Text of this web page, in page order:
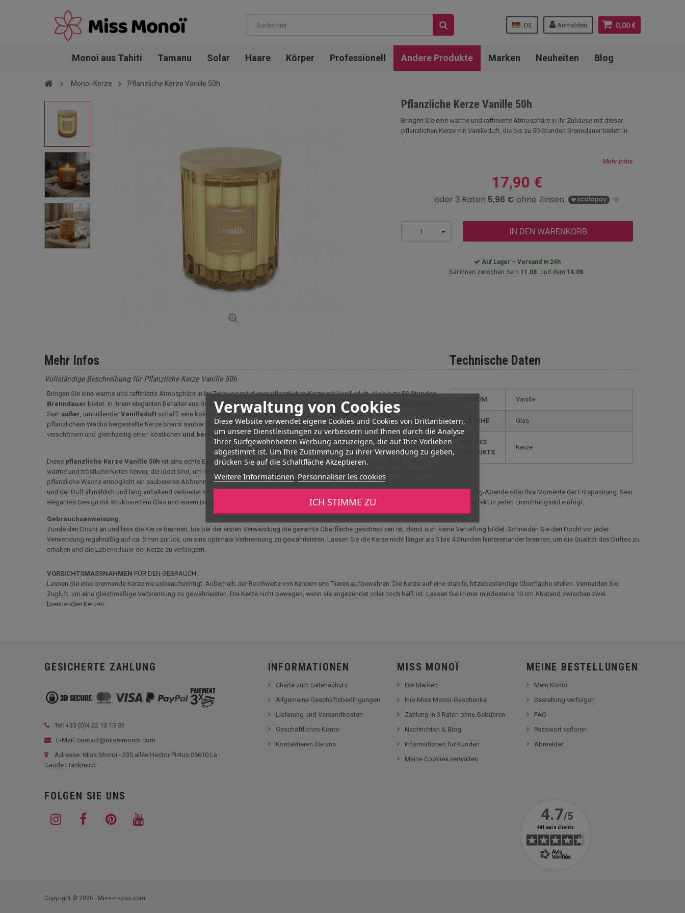
0,00 €
Anmelden
DE
Verwaltung von Cookies
Diese Website verwendet eigene Cookies und Cookies von Drittanbietern,
um unsere Dienstleistungen zu verbessern und Ihnen durch die Analyse
Ihrer Surfgewohnheiten Werbung anzuzeigen, die auf Ihre Vorlieben
abgestimmt ist. Um Ihre Zustimmung zu ihrer Verwendung zu geben,
drücken Sie auf die Schaltfläche Akzeptieren.
Weitere Informationen Personnaliser les cookies
ICH STIMME ZU
Monoi aus Tahiti Tamanu Solar Haare Körper Professionell Andere Produkte Marken Neuheiten Blog
Monoi-Kerze Pflanzliche Kerze Vanille 50h
Pflanzliche Kerze Vanille 50h
Bringen Sie eine warme und raffinierte Atmosphäre in Ihr Zuhause mit dieser
pflanzlichen Kerze mit Vanilleduft, die bis zu 50 Stunden Brenndauer bietet. In
...
Mehr Infos
17,90 €
1 IN DEN WARENKORB
Auf Lager – Versand in 24h
Bei Ihnen zwischen dem 11.08. und dem 14.08.
Technische Daten
PARFÜM Vanille
FLASCHE Glas
ART DES
PRODUKTS
Kerze
Mehr Infos
Vollständige Beschreibung für Pflanzliche Kerze Vanille 50h
Bringen Sie eine warme und raffinierte Atmosphäre in Ihr Zuhause mit dieser pflanzlichen Kerze mit Vanilleduft, die bis zu50 Stunden
Brenndauer bietet. In ihrem eleganten Behälter aus Braunglas mit Holzdeckel vereint sie Ästhetik und olfaktorisches Wohlbefinden.
Sein süßer, umhüllender Vanilleduft schafft eine kokonartige Atmosphäre, die ideal für Momente der Entspannung ist. Die aus
pflanzlichem Wachs hergestellte Kerze brennt sauber und gleichmäßig ab und eignet sich daher perfekt, um Ihre Dekoration zu
verschönern und gleichzeitig einen köstlichen und beruhigenden Duftzu verbreiten.
Diese pflanzliche Kerze Vanille 50h ist eine echte Einladung zu einer Reise für die Sinne. Ihr zarter, süßer Vanilleduft ruft sofort
warme und tröstliche Noten hervor, die ideal sind, um in Ihrem Zuhause eine entspannende Atmosphäre zu schaffen. Das verwendete
pflanzliche Wachs ermöglicht ein saubereres Abbrennen als bei herkömmlichen Kerzen, wodurch die Rußemissionen begrenzt werden
und der Duft allmählich und lang anhaltend verbreitet wird. Dank ihrer
begleitet sie Ihre Entspannungsmomente, Ihre Cocooning-Abende oder Ihre Momente der Entspannung. Sein
elegantes Design mit strukturiertem Glas und einem Deckel aus Naturholz macht ihn außerdem zu einem trendigen Dekorationsobjekt, das sich perfekt in jeden Einrichtungsstil einfügt.
Gebrauchsanweisung:
Zünde den Docht an und lass die Kerze brennen, bis bei der ersten Verwendung die gesamte Oberfläche geschmolzen ist, damit sich keine Vertiefung bildet. Schneiden Sie den Docht vor jeder
Verwendung regelmäßig auf ca. 5 mm zurück, um eine optimale Verbrennung zu gewährleisten. Lassen Sie die Kerze nicht länger als 3 bis 4 Stunden hintereinander brennen, um die Qualität des Duftes zu
erhalten und die Lebensdauer der Kerze zu verlängern.
VORSICHTSMASSNAHMEN FÜR DEN GEBRAUCH:
Lassen Sie eine brennende Kerze nie unbeaufsichtigt. Außerhalb der Reichweite von Kindern und Tieren aufbewahren. Die Kerze auf eine stabile, hitzebeständige Oberfläche stellen. Vermeiden Sie
Zugluft, um eine gleichmäßige Verbrennung zu gewährleisten. Die Kerze nicht bewegen, wenn sie angezündet oder noch heiß ist. Lassen Sie immer mindestens 10 cm Abstand zwischen zwei
brennenden Kerzen.
GESICHERTE ZAHLUNG
Tel: +33 (0)4 22 13 10 93
E-Mail: contact@miss-monoi.com
Adresse: Miss Monoi - 235 allée Hector Pintus 06610 La
Gaude Frankreich
FOLGEN SIE UNS
INFORMATIONEN
Charta zum Datenschutz
Allgemeine Geschäftsbedingungen
Lieferung und Versandkosten
Geschäftliches Konto
Kontaktieren Sie uns
MISS MONOÏ
Die Marken
Ihre Miss Monoï-Geschenke
Zahlung in 3 Raten ohne Gebühren
Nachrichten & Blog
Informationen für Kunden
Meine Cookies verwalten
MEINE BESTELLUNGEN
Mein Konto
Bestellung verfolgen
FAQ
Passwort verloren
Abmelden
Copyright © 2026 - Miss-monoi.com